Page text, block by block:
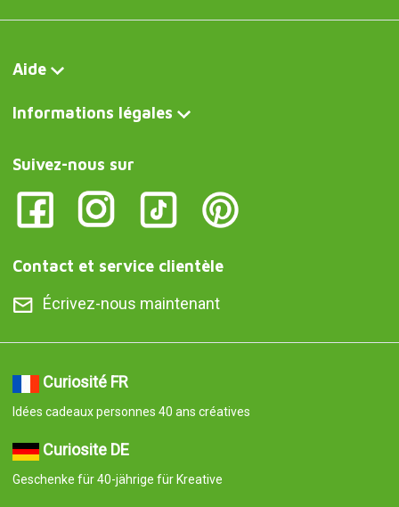
Aide
Informations légales
Suivez-nous sur
Contact et service clientèle
Écrivez-nous maintenant
Curiosité FR
Idées cadeaux personnes 40 ans créatives
Curiosite DE
Geschenke für 40-jährige für Kreative